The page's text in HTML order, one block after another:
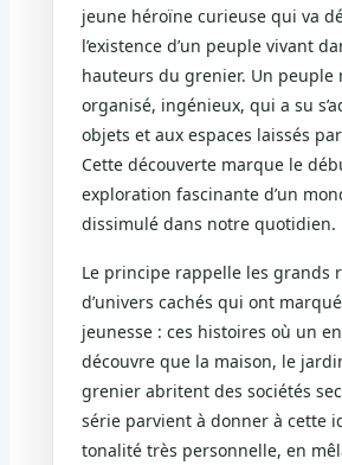
jeune héroïne curieuse qui va
l’existence d’un peuple vivant
hauteurs du grenier. Un peuple
organisé, ingénieux, qui a su
objets et aux espaces laissés
Cette découverte marque le
exploration fascinante d’un
dissimulé dans notre quotidien.
Le principe rappelle les grands
d’univers cachés qui ont
jeunesse : ces histoires où un
découvre que la maison, le
grenier abritent des sociétés
série parvient à donner à cette
tonalité très personnelle, en